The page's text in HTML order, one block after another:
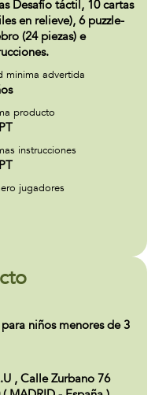
Desafío táctil, 10 cartas
en relieve), 6 puzzle-
(24 piezas) e
minima advertida
producto
instrucciones
jugadores
niños menores de 3
, Calle Zurbano 76